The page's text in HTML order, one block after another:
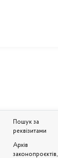
Пошук за
реквізитами
Архів
законопроєктів,